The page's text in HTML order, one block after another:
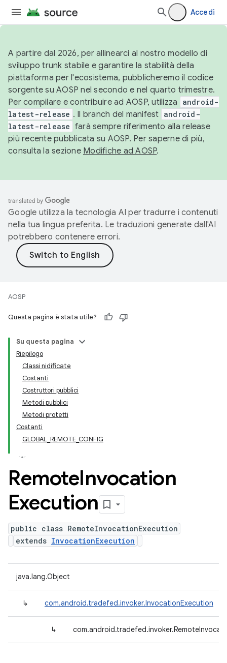
Accedi
A partire dal 2026, per allinearci al nostro modello di
sviluppo trunk stabile e garantire la stabilità della
piattaforma per l'ecosistema, pubblicheremo il codice
sorgente su AOSP nel secondo e nel quarto trimestre.
Per compilare e contribuire ad AOSP, utilizza
android-
latest-release . Il branch del manifest android-
latest-release farà sempre riferimento alla release
più recente pubblicata su AOSP. Per saperne di più,
consulta la sezione Modifiche ad AOSP.
Google utilizza la tecnologia AI per tradurre i contenuti
nella tua lingua preferita. Le traduzioni generate dall'AI
potrebbero contenere errori.
AOSP
Questa pagina è stata utile?
Su questa pagina
Riepilogo
Classi nidificate
Costanti
Costruttori pubblici
Metodi pubblici
Metodi protetti
Costanti
GLOBAL_REMOTE_CONFIG
RemoteInvocation
Execution
public class RemoteInvocationExecution
extends InvocationExecution
java.lang.Object
↳ com.android.tradefed.invoker.InvocationExecution
↳